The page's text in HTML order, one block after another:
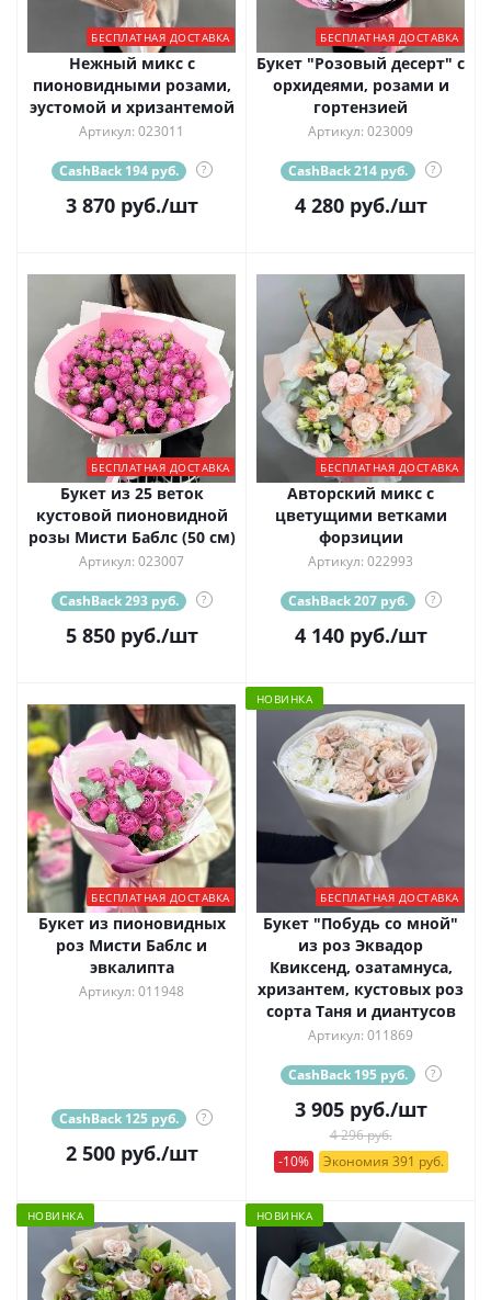
БЕСПЛАТНАЯ ДОСТАВКА
Нежный микс с
пионовидными розами,
эустомой и хризантемой
Артикул: 023011
CashBack 194 руб. ?
3 870руб./шт
БЕСПЛАТНАЯ ДОСТАВКА
Букет "Розовый десерт" с
орхидеями, розами и
гортензией
Артикул: 023009
CashBack 214 руб. ?
4 280руб./шт
БЕСПЛАТНАЯ ДОСТАВКА
Букет из 25 веток
кустовой пионовидной
розы Мисти Баблс (50 см)
Артикул: 023007
CashBack 293 руб. ?
5 850руб./шт
БЕСПЛАТНАЯ ДОСТАВКА
Авторский микс с
цветущими ветками
форзиции
Артикул: 022993
CashBack 207 руб. ?
4 140руб./шт
БЕСПЛАТНАЯ ДОСТАВКА
Букет из пионовидных
роз Мисти Баблс и
эвкалипта
Артикул: 011948
CashBack 125 руб. ?
2 500руб./шт
НОВИНКА
БЕСПЛАТНАЯ ДОСТАВКА
Букет "Побудь со мной"
из роз Эквадор
Квиксенд, озатамнуса,
хризантем, кустовых роз
сорта Таня и диантусов
Артикул: 011869
CashBack 195 руб. ?
3 905руб./шт
4 296 руб.
-10%
Экономия 391 руб.
НОВИНКА НОВИНКА